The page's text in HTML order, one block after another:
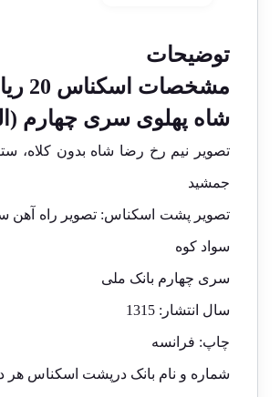
توضیحات
شاه پهلوی سری چهارم
تصویر نیم رخ رضا شاه بدون کلاه،
جمشید
تصویر پشت اسکناس: تصویر راه آهن
سواد کوه
سری چهارم بانک ملی
سال انتشار: 1315
چاپ: فرانسه
شماره و نام بانک درپشت اسکناس هر